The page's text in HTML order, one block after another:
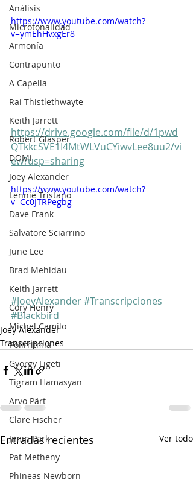
Análisis
Microtonalidad
Armonía
Contrapunto
A Capella
Rai Thistlethwayte
Keith Jarrett
Robert Glasper
DOMi
Joey Alexander
Lennie Tristano
Dave Frank
Salvatore Sciarrino
June Lee
Brad Mehldau
Keith Jarrett
Cory Henry
Michel Camilo
Polirritmia
György Ligeti
Tigram Hamasyan
Arvo Pärt
Clare Fischer
Jimin Park
Pat Metheny
Phineas Newborn
https://www.youtube.com/watch?
v=ymEhHvxgEr8
https://drive.google.com/file/d/1pwd
QTkkcSVE1I4MtWLVuCYiwvLee8uu2/vi
ew?usp=sharing
https://www.youtube.com/watch?
v=Cc0JTRPegbg
#JoeyAlexander#Transcripciones
#Blackbird
Joey Alexander
Transcripciones
Entradas recientes Ver todo